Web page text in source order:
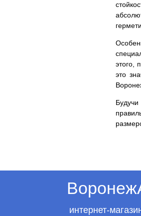
этого,
это
интернет-